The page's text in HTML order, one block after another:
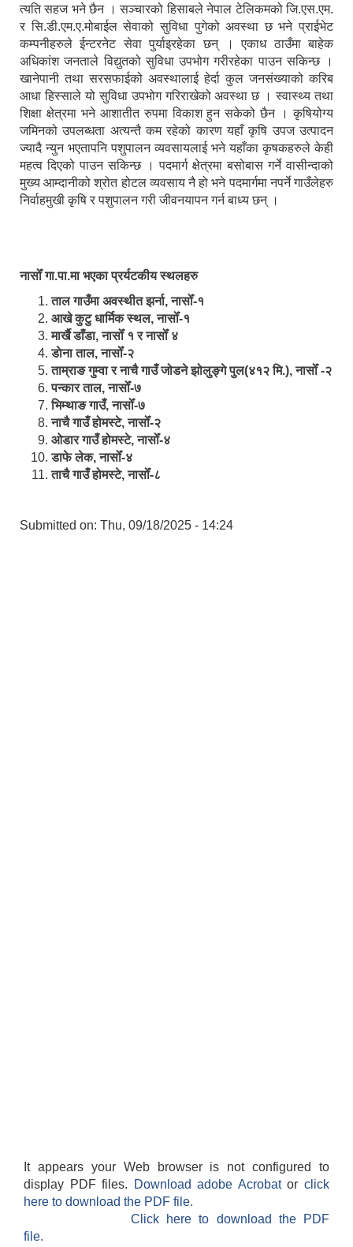
त्यति सहज भने छैन । सञ्चारको हिसाबले नेपाल टेलिकमको जि.एस.एम.
र सि.डी.एम.ए.मोबाईल सेवाको सुविधा पुगेको अवस्था छ भने प्राईभेट
कम्पनीहरुले ईन्टरनेट सेवा पुर्याइरहेका छन् । एकाध ठाउँमा बाहेक
अधिकांश जनताले विद्युतको सुविधा उपभोग गरीरहेका पाउन सकिन्छ ।
खानेपानी तथा सरसफाईको अवस्थालाई हेर्दा कुल जनसंख्याको करिब
आधा हिस्साले यो सुविधा उपभोग गरिराखेको अवस्था छ । स्वास्थ्य तथा
शिक्षा क्षेत्रमा भने आशातीत रुपमा विकाश हुन सकेको छैन । कृषियोग्य
जमिनको उपलब्धता अत्यन्तै कम रहेको कारण यहाँ कृषि उपज उत्पादन
ज्यादै न्युन भएतापनि पशुपालन व्यवसायलाई भने यहाँका कृषकहरुले केही
महत्व दिएको पाउन सकिन्छ । पदमार्ग क्षेत्रमा बसोबास गर्ने वासीन्दाको
मुख्य आम्दानीको श्रोत होटल व्यवसाय नै हो भने पदमार्गमा नपर्ने गाउँलेहरु
निर्वाहमुखी कृषि र पशुपालन गरी जीवनयापन गर्न बाध्य छन् ।
नासोँ गा.पा.मा भएका प्रर्यटकीय स्थलहरु
ताल गाउँमा अवस्थीत झर्ना, नासोँ-१
आखे कुटु धार्मिक स्थल, नासोँ-१
मार्खै डाँडा, नासोँ १ र नासोँ ४
डाेना ताल, नासोँ-२
ताम्राङ गुम्वा र नाचै गाउँ जोडने झोलुङ्गे पुल(४१२ मि.), नासोँ -२
पन्कार ताल, नासोँ-७
भिम्थाङ गाउँ, नासोँ-७
नाचै गाउँ होमस्टे, नासोँ-२
ओ‍‍‌डार गाउँ होमस्टे, नासोँ-४
डाफे लेक, नासोँ-४
ताचै गाउँ होमस्टे, नासोँ-८
Submitted on: Thu, 09/18/2025 - 14:24
It appears your Web browser is not configured to
display PDF files.
Download adobe Acrobatorclick
here to download the PDF file.
Click here to download the PDF
file.